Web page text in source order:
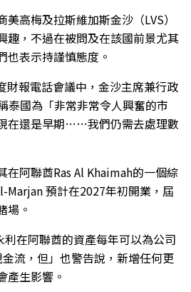
高梅及拉斯維加斯金沙（LVS）
趣，不過在被問及在該國前景尤其
也表示持謹慎態度。
財報電話會議中，金沙主席兼行政
國為「非常非常令人興奮的市
在還是早期……我們仍需去處理數
在阿聯酋Ras Al Khaimah的一個綜
Marjan 預計在2027年初開業，屆
場。
在阿聯酋的資產每年可以為公司
流，但」也警告說，新增任何更
產生影響。